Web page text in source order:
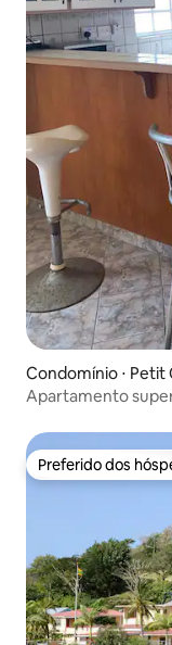
Condomínio ⋅ Petit
Apartamento
Preferido dos
Preferido dos